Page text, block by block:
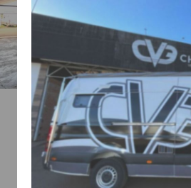
Marcopolo Motocross